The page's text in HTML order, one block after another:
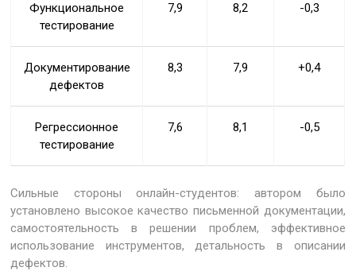
Функциональное
тестирование
7,9 8,2 -0,3
Документирование
дефектов
8,3 7,9 +0,4
Регрессионное
тестирование
7,6 8,1 -0,5
Сильные стороны онлайн-студентов: автором было
установлено высокое качество письменной документации,
самостоятельность в решении проблем, эффективное
использование инструментов, детальность в описании
дефектов.